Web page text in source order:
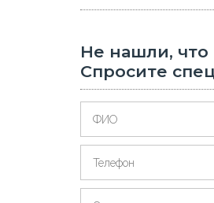
Не нашли, что
Спросите